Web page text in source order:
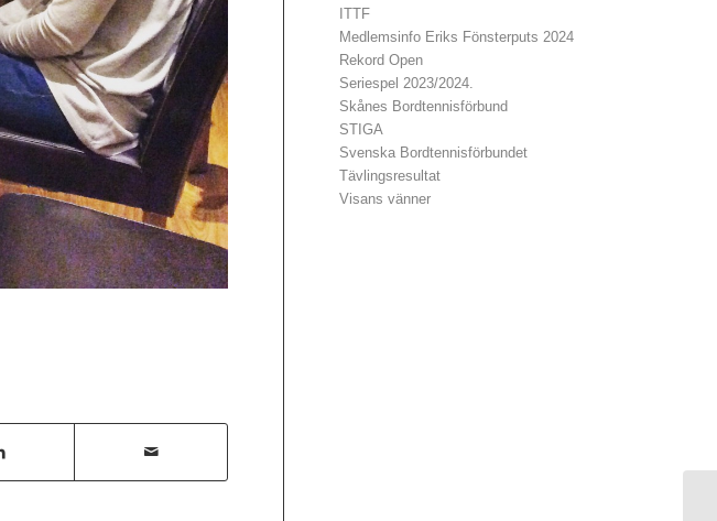
ITTF
Medlemsinfo Eriks Fönsterputs 2024
Rekord Open
Seriespel 2023/2024.
Skånes Bordtennisförbund
STIGA
Svenska Bordtennisförbundet
Tävlingsresultat
Visans vänner